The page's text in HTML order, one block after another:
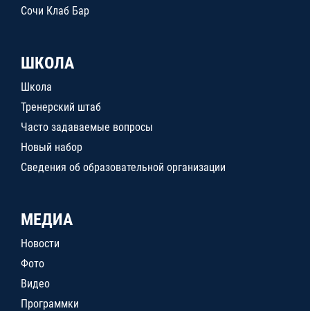
Сочи Клаб Бар
ШКОЛА
Школа
Тренерский штаб
Часто задаваемые вопросы
Новый набор
Сведения об образовательной организации
МЕДИА
Новости
Фото
Видео
Программки